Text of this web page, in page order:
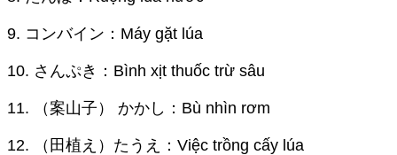
9. コンバイン：Máy gặt lúa
10. さんぷき：Bình xịt thuốc trừ sâu
11. （案山子） かかし：Bù nhìn rơm
12. （田植え）たうえ：Việc trồng cấy lúa